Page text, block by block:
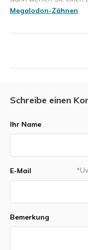
Megalodon-Zähnen.
Schreibe einen
Ihr Name
E-Mail
Bemerkung